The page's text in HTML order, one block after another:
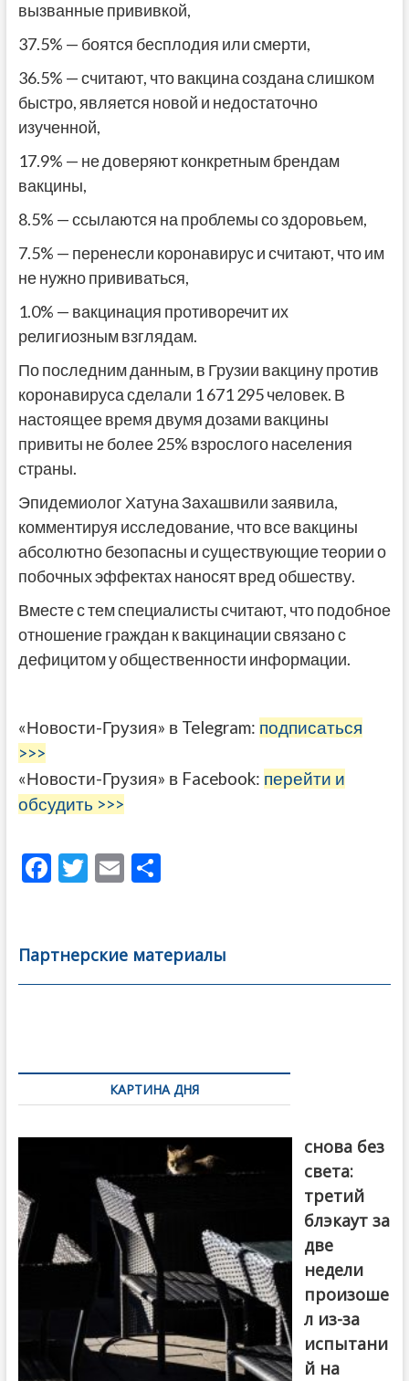
вызванные прививкой,
37.5% — боятся бесплодия или смерти,
36.5% — считают, что вакцина создана слишком
быстро, является новой и недостаточно
изученной,
17.9% — не доверяют конкретным брендам
вакцины,
8.5% — ссылаются на проблемы со здоровьем,
7.5% — перенесли коронавирус и считают, что им
не нужно прививаться,
1.0% — вакцинация противоречит их
религиозным взглядам.
По последним данным, в Грузии вакцину против
коронавируса сделали 1 671 295 человек. В
настоящее время двумя дозами вакцины
привиты не более 25% взрослого населения
страны.
Эпидемиолог Хатуна Захашвили заявила,
комментируя исследование, что все вакцины
абсолютно безопасны и существующие теории о
побочных эффектах наносят вред обшеству.
Вместе с тем специалисты считают, что подобное
отношение граждан к вакцинации связано с
дефицитом у общественности информации.
«Новости-Грузия» в Telegram: подписаться
>>>
«Новости-Грузия» в Facebook: перейти и
обсудить >>>
F
b
o
T
er
E
l
О
а
в
Партнерские материалы
по
записямКАРТИНА ДНЯ
снова без
света:
третий
блэкаут за
две
недели
произоше
л из-за
испытани
й на